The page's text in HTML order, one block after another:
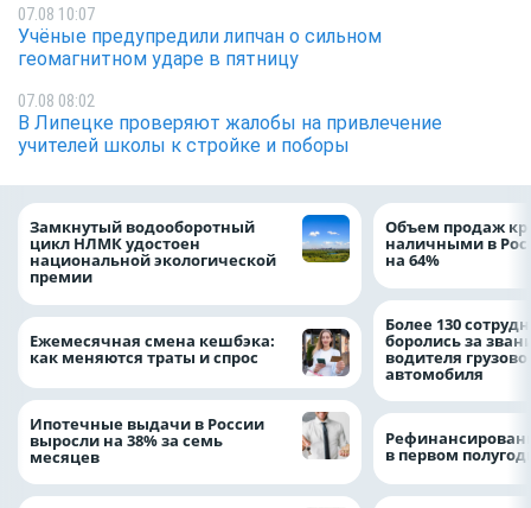
07.08 10:07
Учёные предупредили липчан о сильном
геомагнитном ударе в пятницу
07.08 08:02
В Липецке проверяют жалобы на привлечение
учителей школы к стройке и поборы
Замкнутый водооборотный
цикл НЛМК удостоен
национальной экологической
премии
Ежемесячная смена кешбэка:
как меняются траты и спрос
Ипотечные выдачи в России
выросли на 38% за семь
месяцев
Объем продаж
наличными в
на 64%
Более 130
боролись за
водителя
автомобиля
в первом